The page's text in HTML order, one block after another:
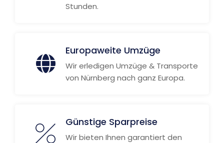
Stunden.
Europaweite Umzüge
Wir erledigen Umzüge & Transporte
von Nürnberg nach ganz Europa.
Günstige Sparpreise
Wir bieten Ihnen garantiert den